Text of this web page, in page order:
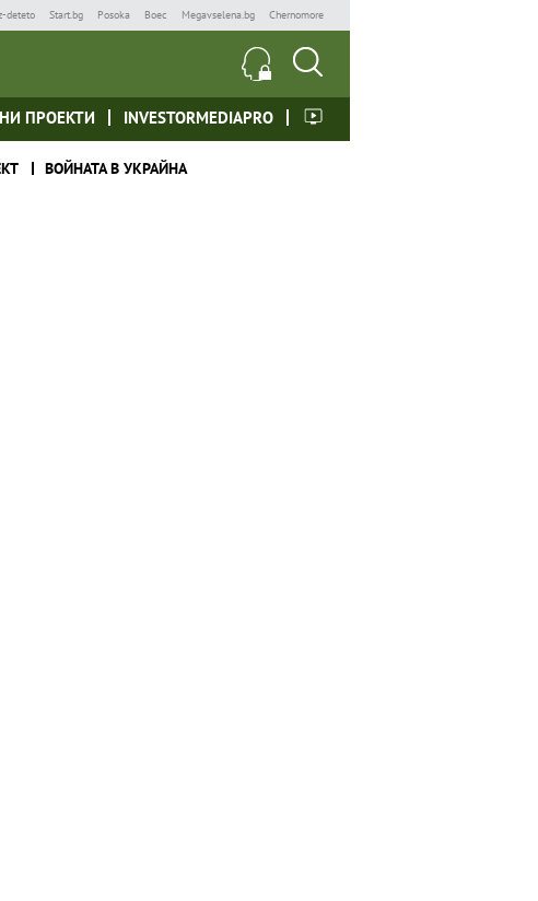
deteto Start.bg Posoka Boec Megavselena.bg Chernomore
ПРОЕКТИ INVESTORMEDIAPRO
ВОЙНАТА В УКРАЙНА